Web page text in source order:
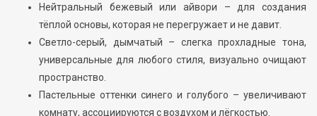
Нейтральный бежевый или айвори – для создания
тёплой основы, которая не перегружает и не давит.
Светло-серый, дымчатый – слегка прохладные тона,
универсальные для любого стиля, визуально очищают
пространство.
Пастельные оттенки синего и голубого – увеличивают
комнату, ассоциируются с воздухом и лёгкостью.